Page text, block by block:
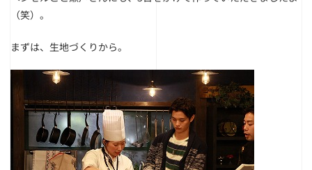
（笑）。
まずは、生地づくりから。